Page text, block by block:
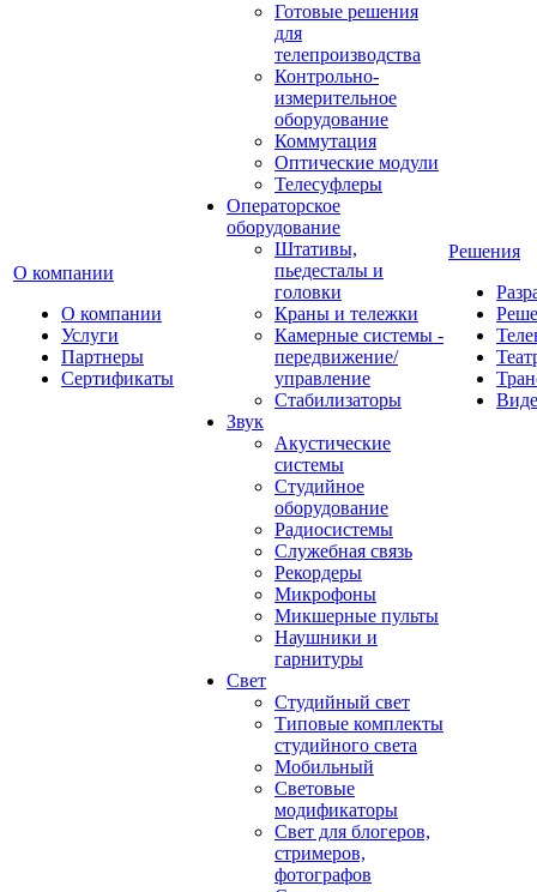
О компании
О компании
Услуги
Партнеры
Сертификаты
Готовые решения
для
телепроизводства
Контрольно-
измерительное
оборудование
Коммутация
Оптические модули
Телесуфлеры
Операторское
оборудование
Штативы,
пьедесталы и
головки
Краны и тележки
Камерные системы -
передвижение/
управление
Стабилизаторы
Звук
Акустические
системы
Студийное
оборудование
Радиосистемы
Служебная связь
Рекордеры
Микрофоны
Микшерные пульты
Наушники и
гарнитуры
Свет
Студийный свет
Типовые комплекты
студийного света
Мобильный
Световые
модификаторы
Свет для блогеров,
стримеров,
фотографов
Решения